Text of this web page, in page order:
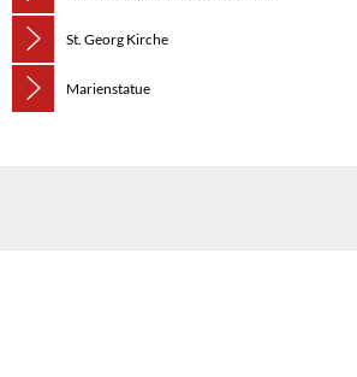
St. Georg Kirche
Marienstatue